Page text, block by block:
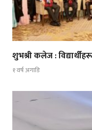
शुभश्री कलेज :
१ वर्ष अगाडि